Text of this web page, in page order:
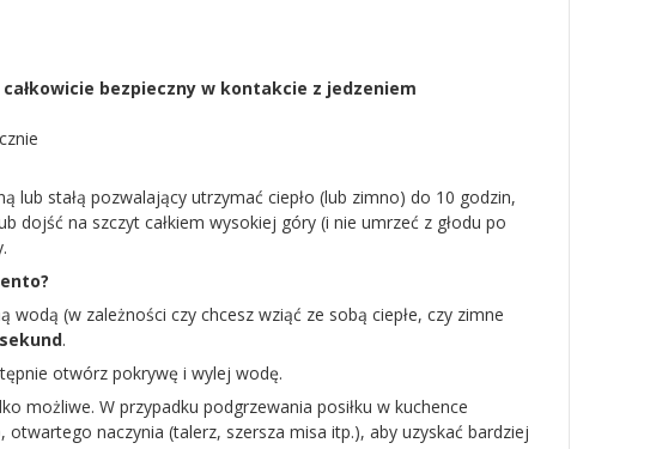
bezpieczny w kontakcie z jedzeniem
lub stałą pozwalający utrzymać ciepło (lub zimno) do 10 godzin,
dojść na szczyt całkiem wysokiej góry (i nie umrzeć z głodu po
(w zależności czy chcesz wziąć ze sobą ciepłe, czy zimne
.
otwórz pokrywę i wylej wodę.
możliwe. W przypadku podgrzewania posiłku w kuchence
naczynia (talerz, szersza misa itp.), aby uzyskać bardziej